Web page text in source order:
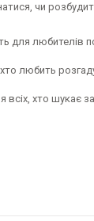
чи
для любителів
любить
всіх, хто шукає